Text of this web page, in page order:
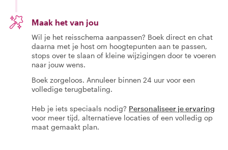
Maak het van jou
Wil je het reisschema aanpassen? Boek direct en chat
daarna met je host om hoogtepunten aan te passen,
stops over te slaan of kleine wijzigingen door te voeren
naar jouw wens.
Boek zorgeloos. Annuleer binnen 24 uur voor een
volledige terugbetaling.
Heb je iets speciaals nodig? Personaliseer je ervaring
voor meer tijd, alternatieve locaties of een volledig op
maat gemaakt plan.